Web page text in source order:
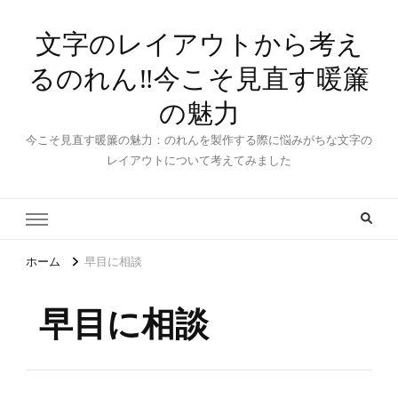
文字のレイアウトから考え
るのれん‼今こそ見直す暖簾
の魅力
今こそ見直す暖簾の魅力：のれんを製作する際に悩みがちな文字の
レイアウトについて考えてみました
ホーム 早目に相談
早目に相談